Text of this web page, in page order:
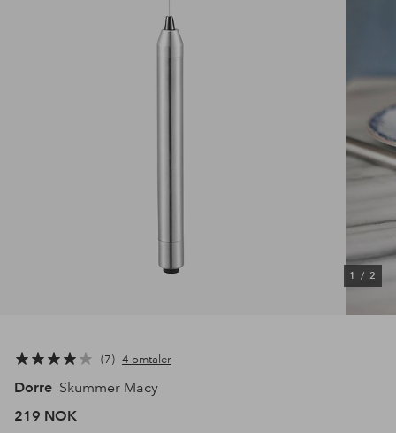
1 / 2
7 4 omtaler
Dorre Skummer Macy
219 NOK